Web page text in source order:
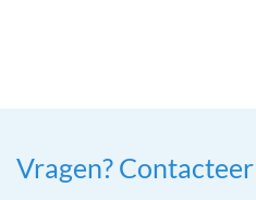
Vragen?